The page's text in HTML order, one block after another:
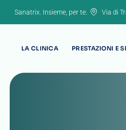
Sanatrix. Insieme, per te. Via di
LA CLINICA PRESTAZIONI E